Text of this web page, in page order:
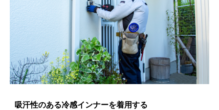
吸汗性のある冷感インナーを着用する